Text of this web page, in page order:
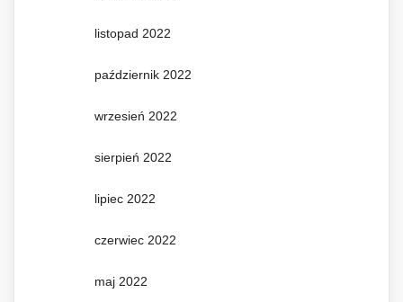
listopad 2022
październik 2022
wrzesień 2022
sierpień 2022
lipiec 2022
czerwiec 2022
maj 2022